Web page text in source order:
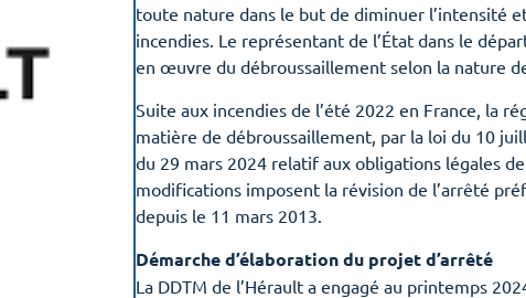
toute nature dans le but de diminuer l’intensité
incendies. Le représentant de l’État dans le
en œuvre du débroussaillement selon la nature
Suite aux incendies de l’été 2022 en France, la
matière de débroussaillement, par la loi du 10
du 29 mars 2024 relatif aux obligations légales
modifications imposent la révision de l’arrêté
depuis le 11 mars 2013.
Démarche d’élaboration du projet d’arrêté
La DDTM de l’Hérault a engagé au printemps